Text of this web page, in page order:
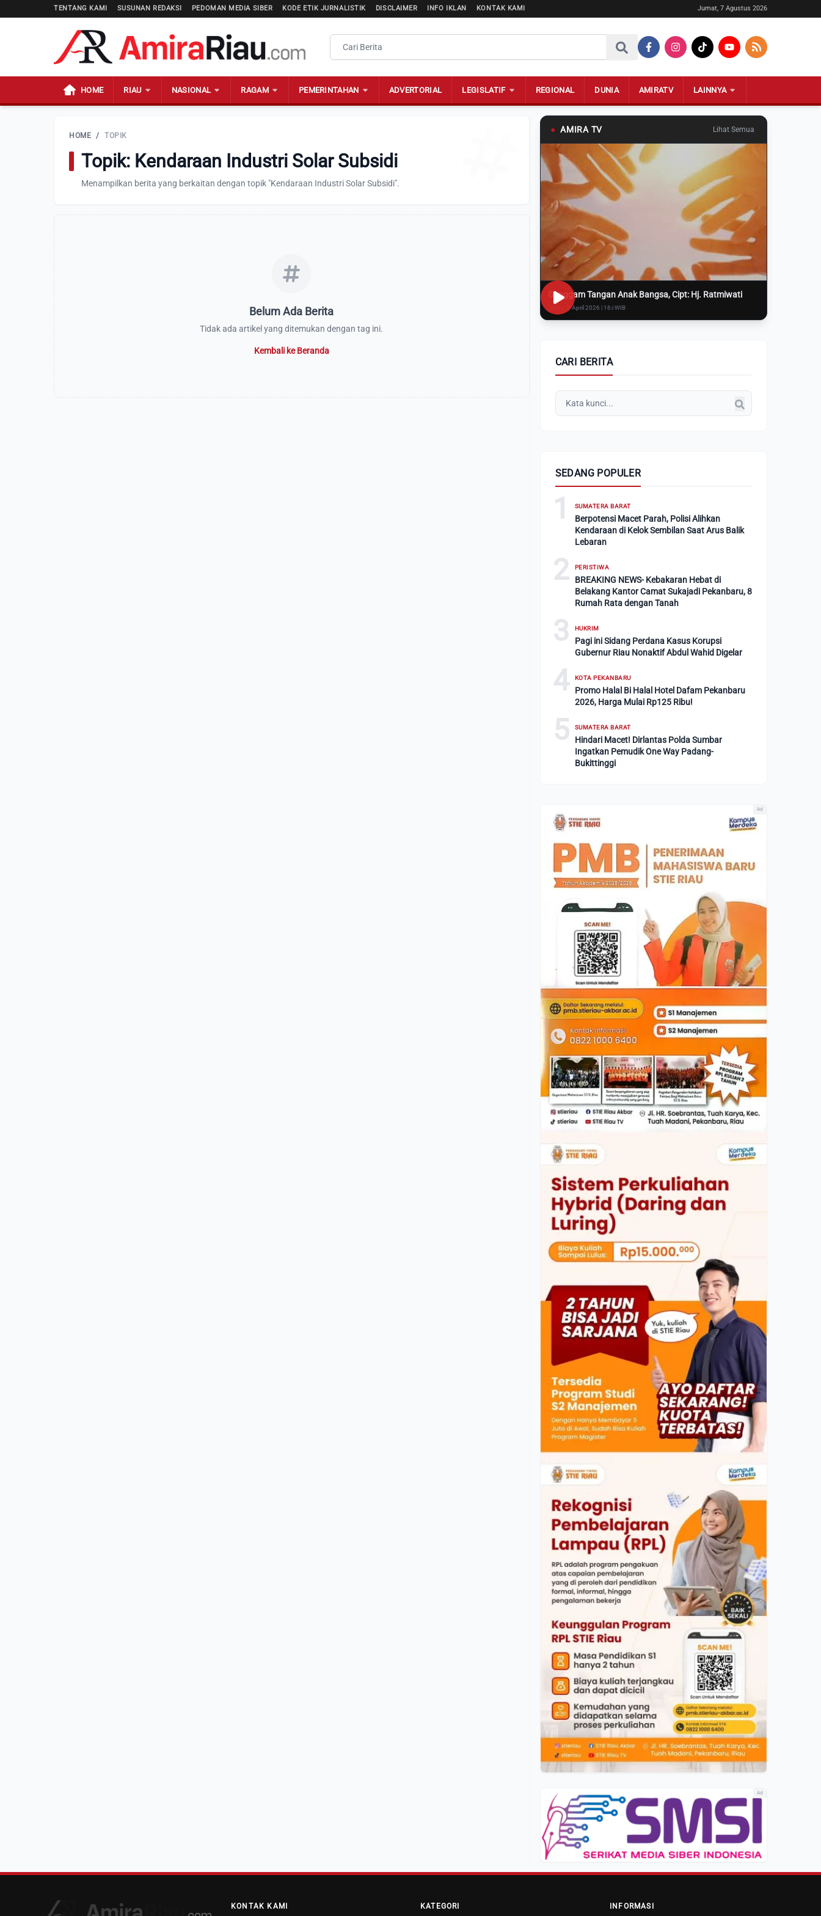
TENTANG KAMI SUSUNAN REDAKSI PEDOMAN MEDIA SIBER KODE ETIK JURNALISTIK DISCLAIMER INFO IKLAN KONTAK KAMI Jumat, 7 Agustus 2026
HOME RIAU NASIONAL RAGAM PEMERINTAHAN ADVERTORIAL LEGISLATIF REGIONAL DUNIA AMIRATV LAINNYA
HOME / TOPIK
Topik: Kendaraan Industri Solar Subsidi
Menampilkan berita yang berkaitan dengan topik "Kendaraan Industri Solar Subsidi".
Belum Ada Berita
Tidak ada artikel yang ditemukan dengan tag ini.
Kembali ke Beranda
● AMIRA TV Lihat Semua
Genggam Tangan Anak Bangsa, Cipt: Hj. Ratmiwati
Rabu, 8 April 2026 | 16:i WIB
CARI BERITA
SEDANG POPULER
1 SUMATERA BARAT
Berpotensi Macet Parah, Polisi Alihkan
Kendaraan di Kelok Sembilan Saat Arus Balik
Lebaran
2 PERISTIWA
BREAKING NEWS- Kebakaran Hebat di
Belakang Kantor Camat Sukajadi Pekanbaru, 8
Rumah Rata dengan Tanah
3 HUKRIM
Pagi ini Sidang Perdana Kasus Korupsi
Gubernur Riau Nonaktif Abdul Wahid Digelar
4 KOTA PEKANBARU
Promo Halal Bi Halal Hotel Dafam Pekanbaru
2026, Harga Mulai Rp125 Ribu!
5 SUMATERA BARAT
Hindari Macet! Dirlantas Polda Sumbar
Ingatkan Pemudik One Way Padang-
Bukittinggi
Ad
Ad
KONTAK KAMI KATEGORI INFORMASI